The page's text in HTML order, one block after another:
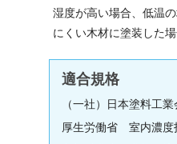
湿度が高い場合、低温
にくい木材に塗装した場
適合規格
（一社）日本塗料
厚生労働省 室内濃度